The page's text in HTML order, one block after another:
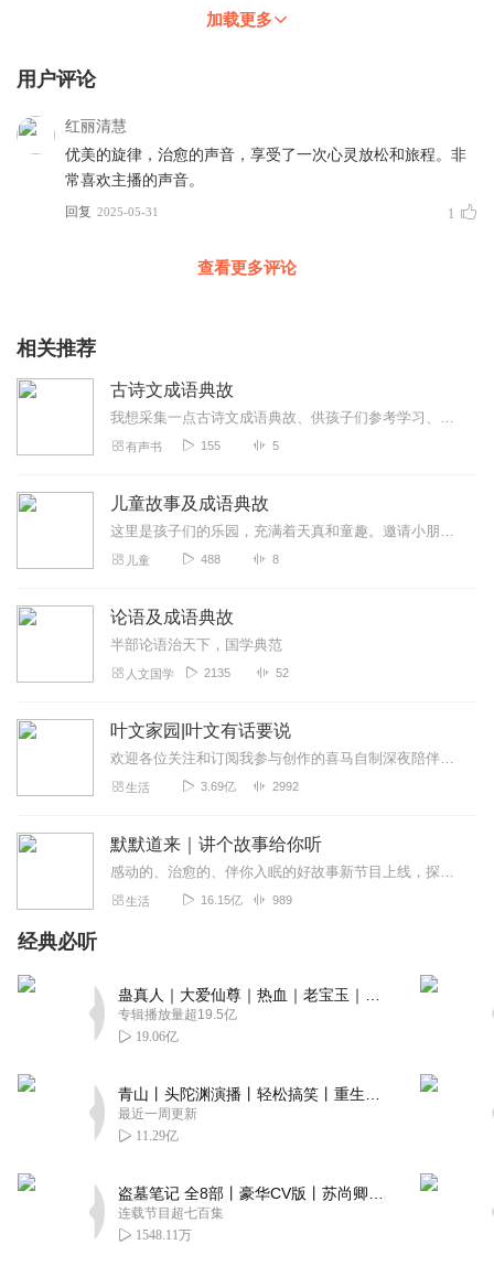
加载更多
用户评论
红丽清慧
优美的旋律，治愈的声音，享受了一次心灵放松和旅程。非
常喜欢主播的声音。
回复 2025-05-31 1
查看更多评论
相关推荐
古诗文成语典故
我想采集一点古诗文成语典故、供孩子们参考学习、或许能给一点点帮助、祝孩子们、好好学习、天天向上、世界是你们的！
有声书 155 5
儿童故事及成语典故
这里是孩子们的乐园，充满着天真和童趣。邀请小朋友们一起来聆听属于你们的故事。-龟兔赛跑
儿童 488 8
论语及成语典故
半部论语治天下，国学典范
人文国学 2135 52
叶文家园|叶文有话要说
欢迎各位关注和订阅我参与创作的喜马自制深夜陪伴谈话栏目《听你说·百态人声》【听你说·百态人声】每晚直播连线真实人间故事|叶文现场互动中|人间冷暖，抱团取暖每周...
生活 3.69亿 2992
默默道来｜讲个故事给你听
感动的、治愈的、伴你入眠的好故事新节目上线，探索现实世界的无尽魅力，追求对生活的真实记录《听见人间真相》（点击名称，直达专辑）网易人间故事集持续更新中，邀您关注...
生活 16.15亿 989
经典必听
专辑播放量超19.5亿
19.06亿
最近一周更新
11.29亿
连载节目超七百集
1548.11万